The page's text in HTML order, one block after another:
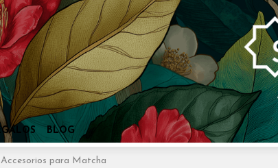
Accesorios para Matcha